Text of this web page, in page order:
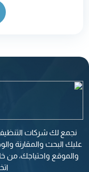
نجمع لك شركات
عليك البحث والمقارنة
والموقع واحتياجك، من